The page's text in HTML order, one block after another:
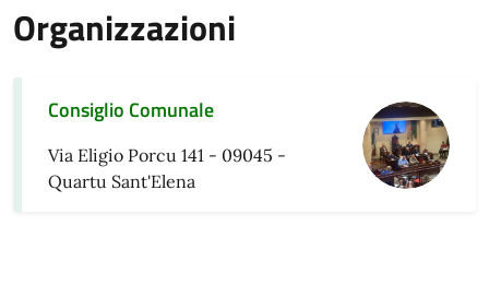
Organizzazioni
Consiglio Comunale
Via Eligio Porcu 141 - 09045 -
Quartu Sant'Elena